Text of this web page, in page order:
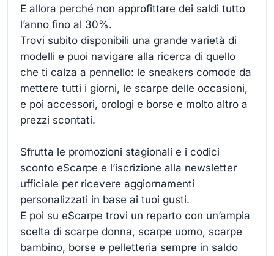
E allora perché non approfittare dei saldi tutto
l’anno fino al 30%.
Trovi subito disponibili una grande varietà di
modelli e puoi navigare alla ricerca di quello
che ti calza a pennello: le sneakers comode da
mettere tutti i giorni, le scarpe delle occasioni,
e poi accessori, orologi e borse e molto altro a
prezzi scontati.
Sfrutta le promozioni stagionali e i codici
sconto eScarpe e l’iscrizione alla newsletter
ufficiale per ricevere aggiornamenti
personalizzati in base ai tuoi gusti.
E poi su eScarpe trovi un reparto con un’ampia
scelta di scarpe donna, scarpe uomo, scarpe
bambino, borse e pelletteria sempre in saldo